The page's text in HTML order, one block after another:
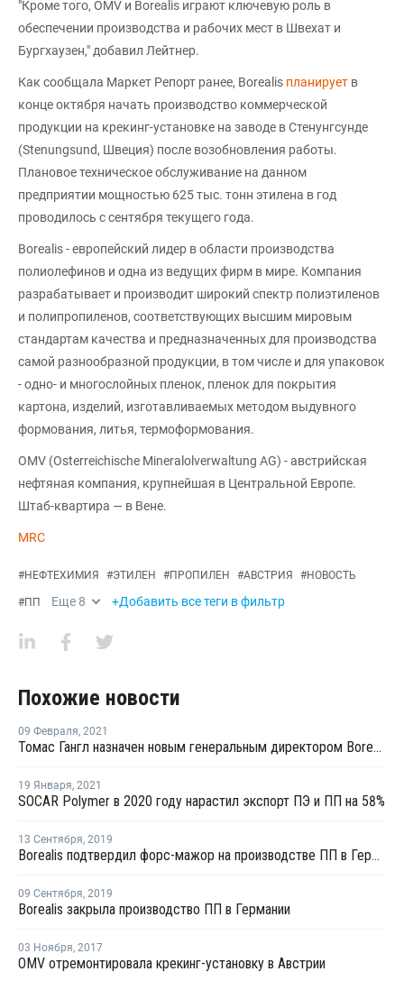
"Кроме того, OMV и Borealis играют ключевую роль в
обеспечении производства и рабочих мест в Швехат и
Бургхаузен," добавил Лейтнер.
Как сообщала Маркет Репорт ранее, Borealis планирует в
конце октября начать производство коммерческой
продукции на крекинг-установке на заводе в Стенунгсунде
(Stenungsund, Швеция) после возобновления работы.
Плановое техническое обслуживание на данном
предприятии мощностью 625 тыс. тонн этилена в год
проводилось с сентября текущего года.
Borealis - европейский лидер в области производства
полиолефинов и одна из ведущих фирм в мире. Компания
разрабатывает и производит широкий спектр полиэтиленов
и полипропиленов, соответствующих высшим мировым
стандартам качества и предназначенных для производства
самой разнообразной продукции, в том числе и для упаковок
- одно- и многослойных пленок, пленок для покрытия
картона, изделий, изготавливаемых методом выдувного
формования, литья, термоформования.
OMV (Osterreichische Mineralolverwaltung AG) - австрийская
нефтяная компания, крупнейшая в Центральной Европе.
Штаб-квартира — в Вене.
MRC
#НЕФТЕХИМИЯ #ЭТИЛЕН #ПРОПИЛЕН #АВСТРИЯ #НОВОСТЬ
#ПП Еще 8 +Добавить все теги в фильтр
Похожие новости
09 Февраля, 2021
Томас Гангл назначен новым генеральным директором Borealis
19 Января, 2021
SOCAR Polymer в 2020 году нарастил экспорт ПЭ и ПП на 58%
13 Сентября, 2019
Borealis подтвердил форс-мажор на производстве ПП в Германии
09 Сентября, 2019
Borealis закрыла производство ПП в Германии
03 Ноября, 2017
OMV отремонтировала крекинг-установку в Австрии